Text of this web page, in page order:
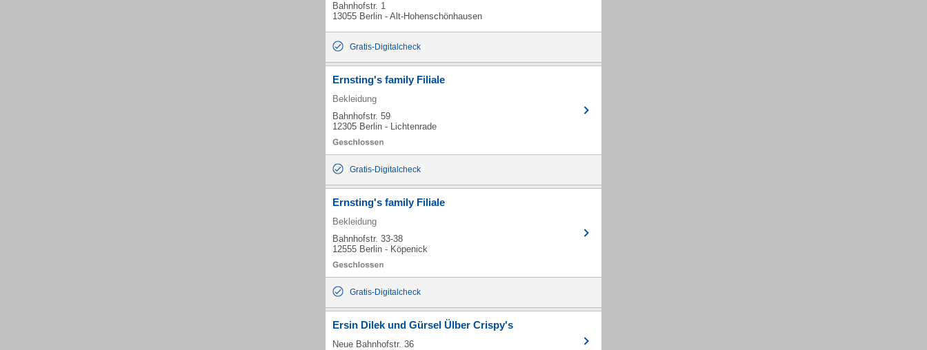
Bahnhofstr. 1
13055 Berlin - Alt-Hohenschönhausen
Gratis-Digitalcheck
Ernsting's family Filiale
Bekleidung
Bahnhofstr. 59
12305 Berlin - Lichtenrade
Gratis-Digitalcheck
Ernsting's family Filiale
Bekleidung
Bahnhofstr. 33-38
12555 Berlin - Köpenick
Gratis-Digitalcheck
Ersin Dilek und Gürsel Ülber Crispy's
Neue Bahnhofstr. 36